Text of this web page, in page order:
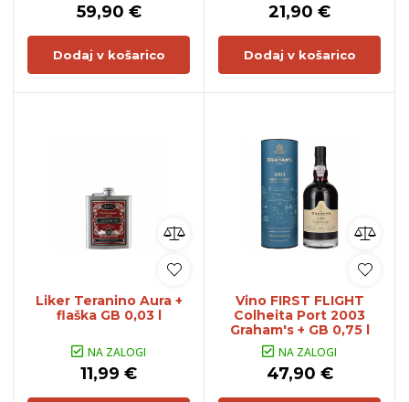
59,90 €
Dodaj v košarico
21,90 €
Dodaj v košarico
Liker Teranino Aura +
flaška GB 0,03 l
NA ZALOGI
11,99 €
Vino FIRST FLIGHT
Colheita Port 2003
Graham's + GB 0,75 l
NA ZALOGI
47,90 €